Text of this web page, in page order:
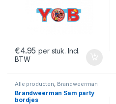
€4.95 per stuk. Incl.
BTW
Alle producten, Brandweerman
Sam Sam Feest & Verjaardag
Brandweerman Sam party
bordjes